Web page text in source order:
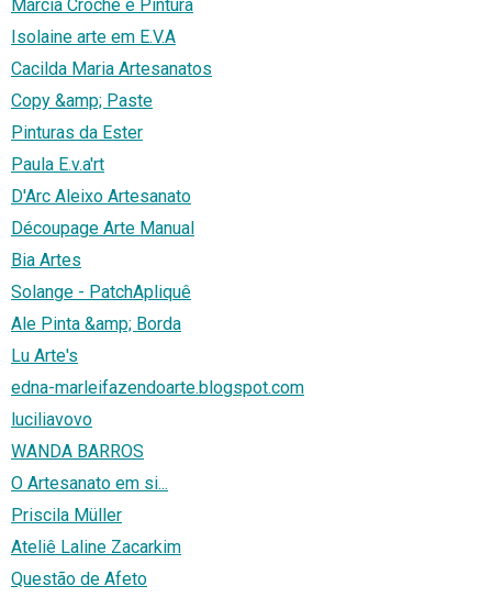
Márcia Crochê e Pintura
Isolaine arte em E.V.A
Cacilda Maria Artesanatos
Copy &amp; Paste
Pinturas da Ester
Paula E.v.a'rt
D'Arc Aleixo Artesanato
Découpage Arte Manual
Bia Artes
Solange - PatchApliquê
Ale Pinta &amp; Borda
Lu Arte's
edna-marleifazendoarte.blogspot.com
luciliavovo
WANDA BARROS
O Artesanato em si...
Priscila Müller
Ateliê Laline Zacarkim
Questão de Afeto